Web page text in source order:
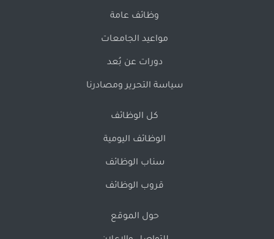
وظائف عامة
مواعيد الجامعات
دورات عن بُعد
سياسة التحرير ومصادرنا
كل الوظائف
الوظائف اليومية
سناب الوظائف
قروب الوظائف
حول الموقع